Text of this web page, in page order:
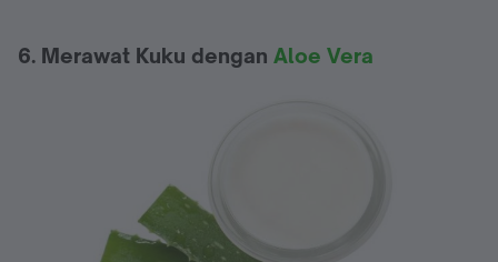
6. Merawat Kuku dengan Aloe Vera